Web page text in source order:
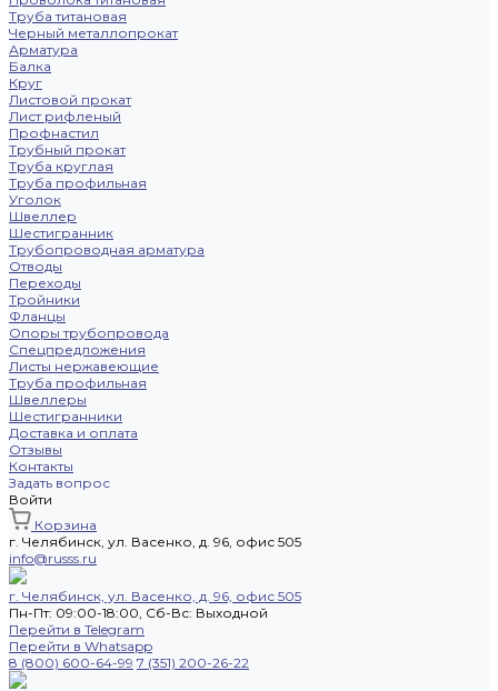
Труба титановая
Черный металлопрокат
Арматура
Балка
Круг
Листовой прокат
Лист рифленый
Профнастил
Трубный прокат
Труба круглая
Труба профильная
Уголок
Швеллер
Шестигранник
Трубопроводная арматура
Отводы
Переходы
Тройники
Фланцы
Опоры трубопровода
Спецпредложения
Листы нержавеющие
Труба профильная
Швеллеры
Шестигранники
Доставка и оплата
Отзывы
Контакты
Задать вопрос
Войти
Корзина
г. Челябинск, ул. Васенко, д. 96, офис 505
info@russs.ru
г. Челябинск, ул. Васенко, д. 96, офис 505
Пн-Пт: 09:00-18:00, Cб-Вс: Выходной
Перейти в Telegram
Перейти в Whatsapp
8 (800) 600-64-99 7 (351) 200-26-22